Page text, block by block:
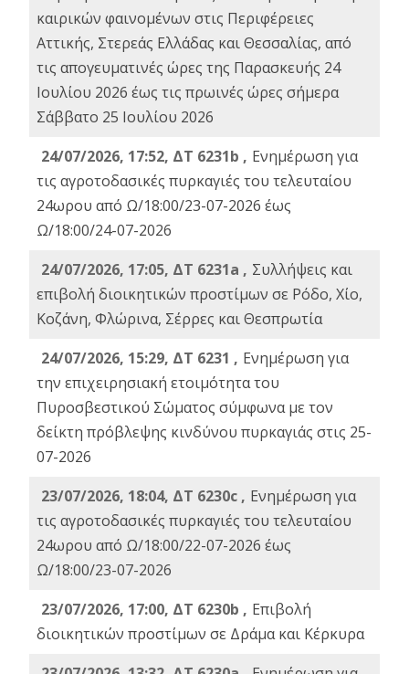
καιρικών φαινομένων στις Περιφέρειες
Αττικής, Στερεάς Ελλάδας και Θεσσαλίας, από
τις απογευματινές ώρες της Παρασκευής 24
Ιουλίου 2026 έως τις πρωινές ώρες σήμερα
Σάββατο 25 Ιουλίου 2026
24/07/2026, 17:52, ΔΤ 6231b , Ενημέρωση για
τις αγροτοδασικές πυρκαγιές του τελευταίου
24ωρου από Ω/18:00/23-07-2026 έως
Ω/18:00/24-07-2026
24/07/2026, 17:05, ΔΤ 6231a , Συλλήψεις και
επιβολή διοικητικών προστίμων σε Ρόδο, Χίο,
Κοζάνη, Φλώρινα, Σέρρες και Θεσπρωτία
24/07/2026, 15:29, ΔΤ 6231 , Ενημέρωση για
την επιχειρησιακή ετοιμότητα του
Πυροσβεστικού Σώματος σύμφωνα με τον
δείκτη πρόβλεψης κινδύνου πυρκαγιάς στις 25-
07-2026
23/07/2026, 18:04, ΔΤ 6230c , Ενημέρωση για
τις αγροτοδασικές πυρκαγιές του τελευταίου
24ωρου από Ω/18:00/22-07-2026 έως
Ω/18:00/23-07-2026
23/07/2026, 17:00, ΔΤ 6230b , Επιβολή
διοικητικών προστίμων σε Δράμα και Κέρκυρα